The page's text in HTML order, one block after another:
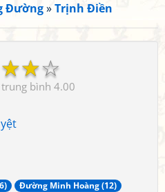
Đường»Trịnh Điền
☆
☆
☆
4.00
Đường Minh Hoàng (12)